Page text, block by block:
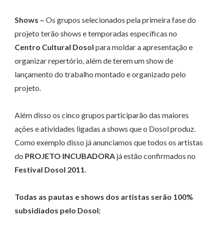
Shows – Os grupos selecionados pela primeira fase do
projeto terão shows e temporadas específicas no
Centro Cultural Dosol para moldar a apresentação e
organizar repertório, além de terem um show de
lançamento do trabalho montado e organizado pelo
projeto.
Além disso os cinco grupos participarão das maiores
ações e atividades ligadas a shows que o Dosol produz.
Como exemplo disso já anunciamos que todos os artistas
do PROJETO INCUBADORA já estão confirmados no
Festival Dosol 2011.
Todas as pautas e shows dos artistas serão 100%
subsidiados pelo Dosol;